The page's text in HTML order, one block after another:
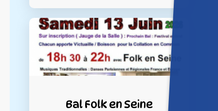
Bal Folk en Seine